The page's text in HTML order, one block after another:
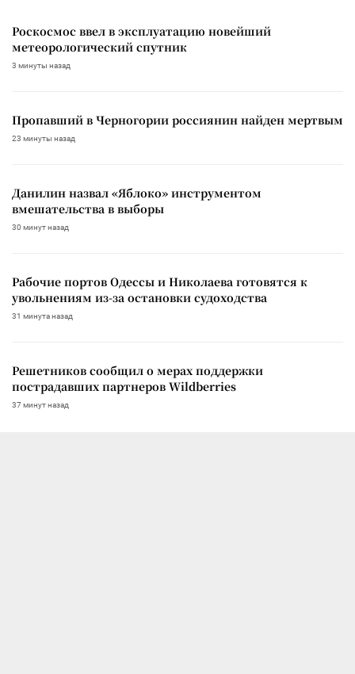
Роскосмос ввел в эксплуатацию новейший
метеорологический спутник
3 минуты назад
Пропавший в Черногории россиянин найден мертвым
23 минуты назад
Данилин назвал «Яблоко» инструментом
вмешательства в выборы
30 минут назад
Рабочие портов Одессы и Николаева готовятся к
увольнениям из-за остановки судоходства
31 минута назад
Решетников сообщил о мерах поддержки
пострадавших партнеров Wildberries
37 минут назад